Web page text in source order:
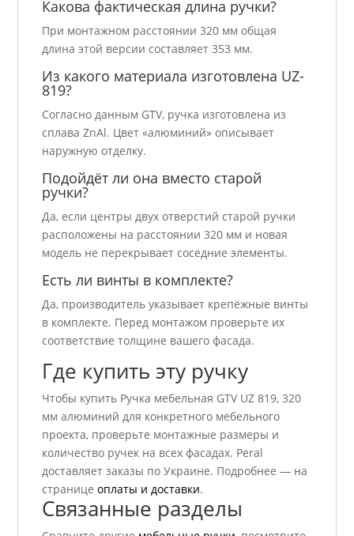
Какова фактическая длина ручки?
При монтажном расстоянии 320 мм общая
длина этой версии составляет 353 мм.
Из какого материала изготовлена UZ-
819?
Согласно данным GTV, ручка изготовлена из
сплава ZnAl. Цвет «алюминий» описывает
наружную отделку.
Подойдёт ли она вместо старой
ручки?
Да, если центры двух отверстий старой ручки
расположены на расстоянии 320 мм и новая
модель не перекрывает соседние элементы.
Есть ли винты в комплекте?
Да, производитель указывает крепёжные винты
в комплекте. Перед монтажом проверьте их
соответствие толщине вашего фасада.
Где купить эту ручку
Чтобы купить Ручка мебельная GTV UZ 819, 320
мм алюминий для конкретного мебельного
проекта, проверьте монтажные размеры и
количество ручек на всех фасадах. Peral
доставляет заказы по Украине. Подробнее — на
страницеоплаты и доставки.
Связанные разделы